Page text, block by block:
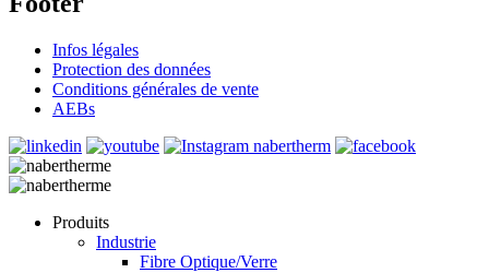
Infos légales
Protection des données
Conditions générales de vente
AEBs
Produits
Industrie
Fibre Optique/Verre